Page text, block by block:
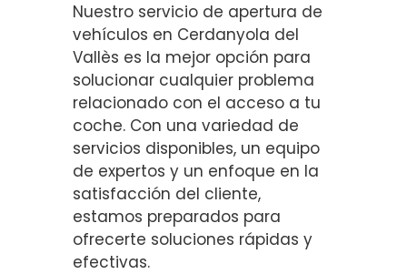
Nuestro servicio de apertura de
vehículos en Cerdanyola del
Vallès es la mejor opción para
solucionar cualquier problema
relacionado con el acceso a tu
coche. Con una variedad de
servicios disponibles, un equipo
de expertos y un enfoque en la
satisfacción del cliente,
estamos preparados para
ofrecerte soluciones rápidas y
efectivas.